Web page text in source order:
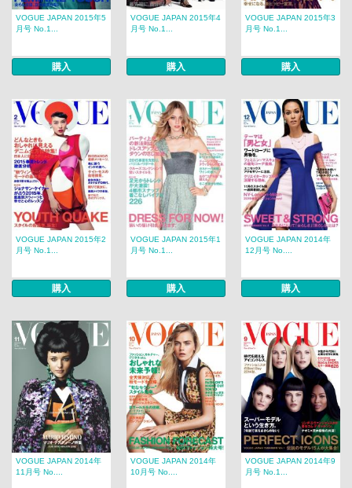
VOGUE JAPAN 2015年5
月号 No.1...
購入
VOGUE JAPAN 2015年4
月号 No.1...
購入
VOGUE JAPAN 2015年3
月号 No.1...
購入
VOGUE JAPAN 2015年2
月号 No.1...
購入
VOGUE JAPAN 2015年1
月号 No.1...
購入
VOGUE JAPAN 2014年
12月号 No....
購入
VOGUE JAPAN 2014年
11月号 No....
VOGUE JAPAN 2014年
10月号 No....
VOGUE JAPAN 2014年9
月号 No.1...